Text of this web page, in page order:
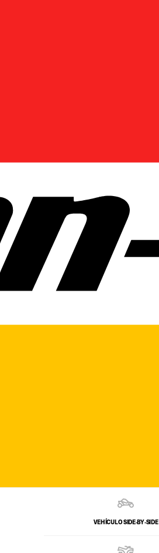
VEHÍCULO SIDE‑BY‑SIDE